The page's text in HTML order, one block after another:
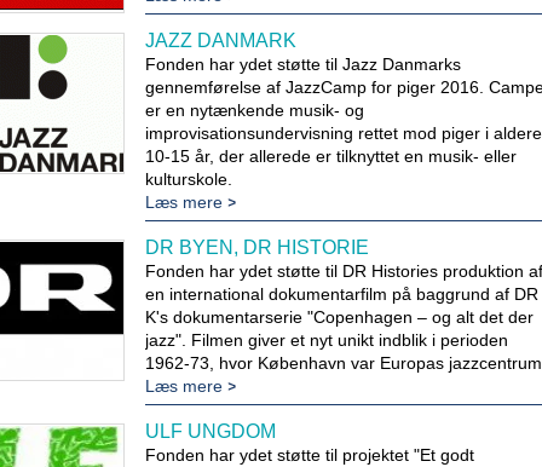
JAZZ DANMARK
Fonden har ydet støtte til Jazz Danmarks
gennemførelse af JazzCamp for piger 2016.
er en nytænkende musik- og
improvisationsundervisning rettet mod piger i
10-15 år, der allerede er tilknyttet en musik- eller
kulturskole.
Læs mere
DR BYEN, DR HISTORIE
Fonden har ydet støtte til DR Histories produktion af
en international dokumentarfilm på baggrund af DR
K's dokumentarserie "Copenhagen – og alt det der
jazz". Filmen giver et nyt unikt indblik i perioden
1962-73, hvor København var Europas jazzcentrum.
Læs mere
ULF UNGDOM
Fonden har ydet støtte til projektet "Et godt